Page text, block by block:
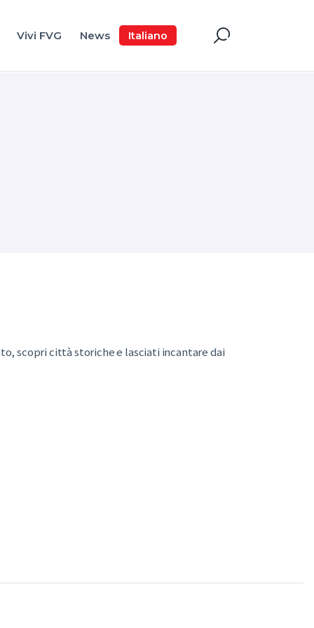
Vivi FVG News Italiano
scopri città storiche e lasciati incantare dai